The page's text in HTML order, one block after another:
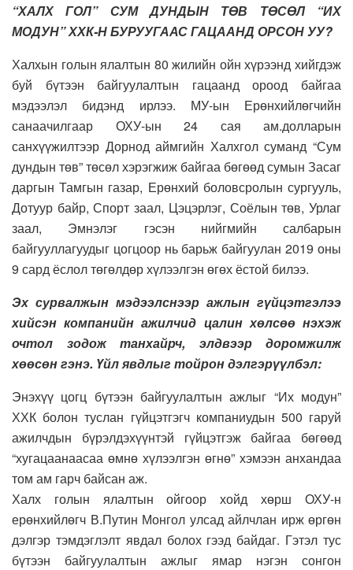
“ХАЛХ ГОЛ” СУМ ДУНДЫН ТӨВ ТӨСӨЛ “ИХ
МОДУН” ХХК-Н БУРУУГААС ГАЦААНД ОРСОН УУ?
Халхын голын ялалтын 80 жилийн ойн хүрээнд хийгдэж
буй бүтээн байгуулалтын гацаанд ороод байгаа
мэдээлэл бидэнд ирлээ. МУ-ын Ерөнхийлөгчийн
санаачилгаар ОХУ-ын 24 сая ам.долларын
санхүүжилтээр Дорнод аймгийн Халхгол суманд “Сум
дундын төв” төсөл хэрэгжиж байгаа бөгөөд сумын Засаг
даргын Тамгын газар, Ерөнхий боловсролын сургууль,
Дотуур байр, Спорт заал, Цэцэрлэг, Соёлын төв, Урлаг
заал, Эмнэлэг гэсэн нийгмийн салбарын
байгууллагуудыг цогцоор нь барьж байгуулан 2019 оны
9 сард ёслол төгөлдөр хүлээлгэн өгөх ёстой билээ.
Эх сурвалжын мэдээлснээр ажлын гүйцэтгэлээ
хийсэн компанийн ажилчид цалин хөлсөө нэхэж
очтол зодож танхайрч, элдвээр доромжилж
хөөсөн гэнэ. Үйл явдлыг тойрон дэлгэрүүлбэл:
Энэхүү цогц бүтээн байгуулалтын ажлыг “Их модун”
ХХК болон туслан гүйцэтгэгч компаниудын 500 гаруй
ажилчдын бүрэлдэхүүнтэй гүйцэтгэж байгаа бөгөөд
“хугацаанаасаа өмнө хүлээлгэн өгнө” хэмээн анхандаа
том ам гарч байсан аж.
Халх голын ялалтын ойгоор хойд хөрш ОХУ-н
ерөнхийлөгч В.Путин Монгол улсад айлчлан ирж өргөн
дэлгэр тэмдэглэлт явдал болох гээд байдаг. Гэтэл тус
бүтээн байгуулалтын ажлыг ямар нэгэн сонгон